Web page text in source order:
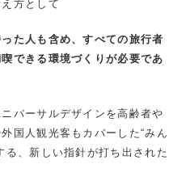
方として
た人も含め、すべての旅行者
できる環境づくりが必要であ
バーサルデザインを高齢者や
国人観光客もカバーした“みん
る、新しい指針が打ち出された